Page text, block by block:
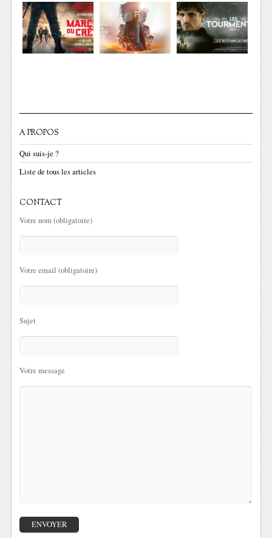
A PROPOS
Qui suis-je ?
Liste de tous les articles
CONTACT
Votre nom (obligatoire)
Votre email (obligatoire)
Sujet
Votre message